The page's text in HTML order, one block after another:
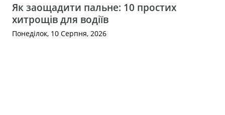
Як заощадити пальне: 10 простих
хитрощів для водіїв
Понеділок, 10 Серпня, 2026